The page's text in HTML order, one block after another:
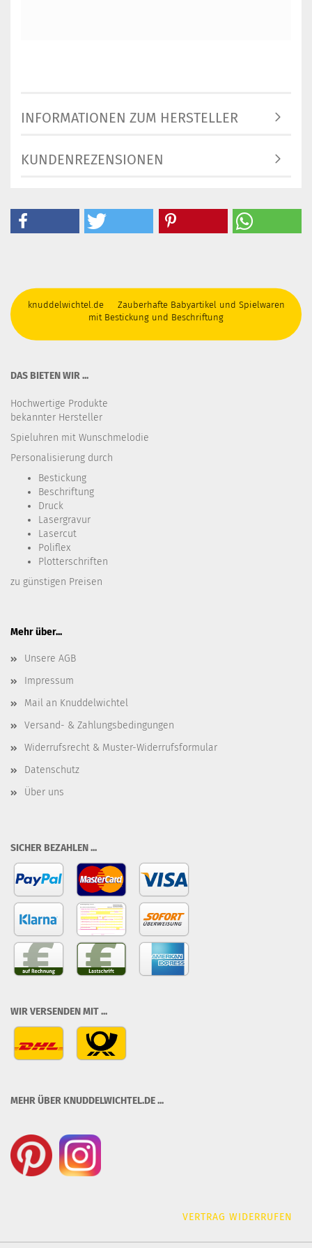
INFORMATIONEN ZUM HERSTELLER
KUNDENREZENSIONEN
knuddelwichtel.de Zauberhafte Babyartikel und Spielwaren
mit Bestickung und Beschriftung
DAS BIETEN WIR ...
Hochwertige Produkte
bekannter Hersteller
Spieluhren mit Wunschmelodie
Personalisierung durch
Bestickung​
Beschriftung
Druck
Lasergravur
Lasercut
Poliflex
Plotterschriften
zu günstigen Preisen
Mehr über...
Unsere AGB
Impressum
Mail an Knuddelwichtel
Versand- & Zahlungsbedingungen
Widerrufsrecht & Muster-Widerrufsformular
Datenschutz
Über uns
SICHER BEZAHLEN ...
WIR VERSENDEN MIT ...
MEHR ÜBER KNUDDELWICHTEL.DE ...
VERTRAG WIDERRUFEN